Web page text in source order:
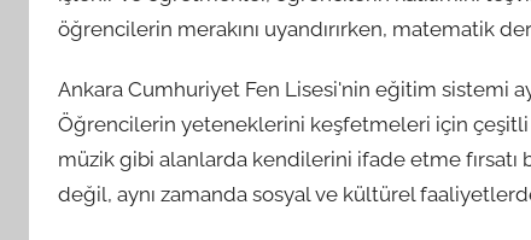
öğrencilerin merakını uyandırırken, matematik
Ankara Cumhuriyet Fen Lisesi'nin eğitim sistemi
Öğrencilerin yeteneklerini keşfetmeleri için
müzik gibi alanlarda kendilerini ifade etme
değil, aynı zamanda sosyal ve kültürel